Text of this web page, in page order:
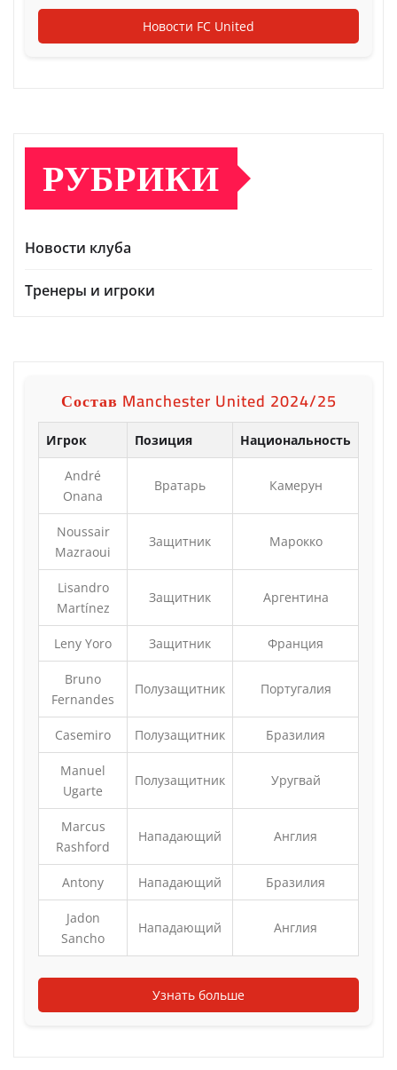
Новости FC United
РУБРИКИ
Новости клуба
Тренеры и игроки
Состав Manchester United 2024/25
Игрок Позиция Национальность
André
Onana
Вратарь Камерун
Noussair
Mazraoui
Защитник Марокко
Lisandro
Martínez
Защитник Аргентина
Leny Yoro Защитник Франция
Bruno
Fernandes
Полузащитник Португалия
Casemiro Полузащитник Бразилия
Manuel
Ugarte
Полузащитник Уругвай
Marcus
Rashford
Нападающий Англия
Antony Нападающий Бразилия
Jadon
Sancho
Нападающий Англия
Узнать больше